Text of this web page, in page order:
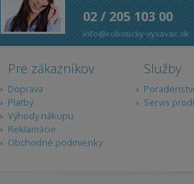
02 / 205 103 00
info@roboticky-vysavac.sk
Pre zákazníkov
Doprava
Platby
Výhody nákupu
Reklamácie
Obchodné podmienky
Služby
Servis